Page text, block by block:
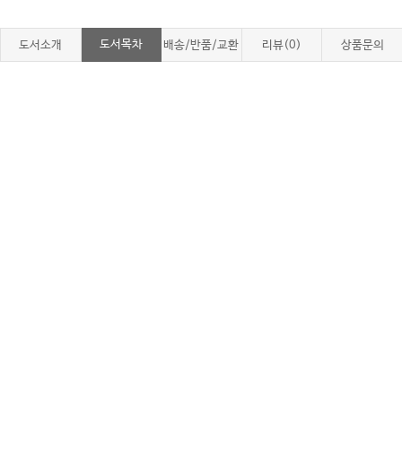
도서소개 도서목차 배송/반품/교환 리뷰(0) 상품문의